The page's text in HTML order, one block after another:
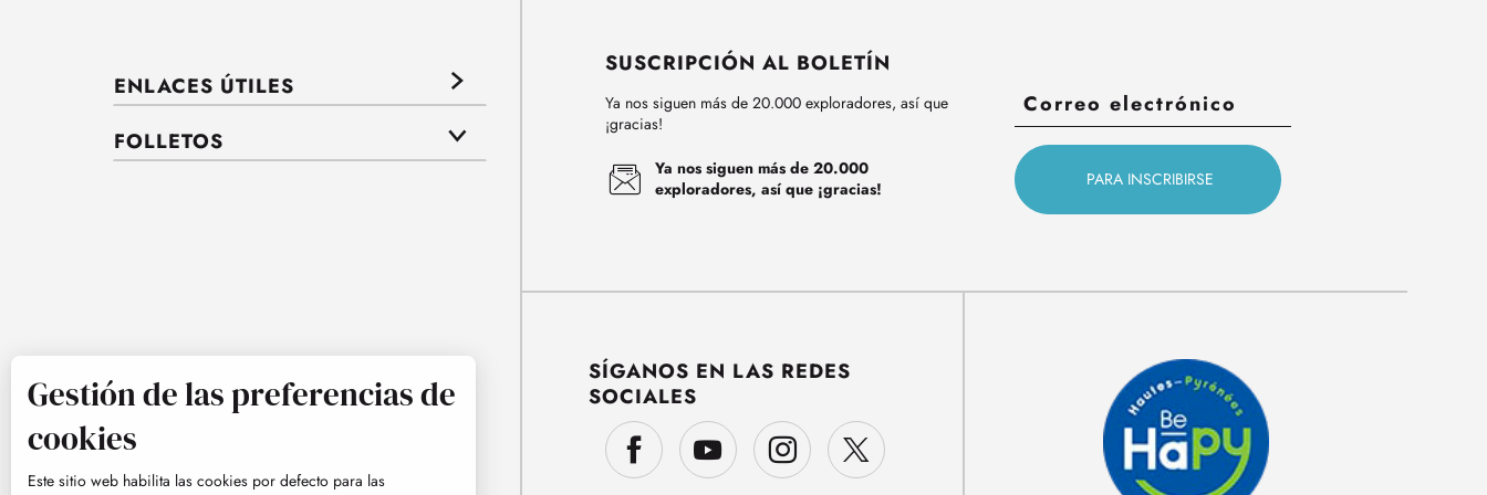
ENLACES ÚTILES
FOLLETOS
SUSCRIPCIÓN AL BOLETÍN
Ya nos siguen más de 20.000 exploradores, así que
¡gracias!
Ya nos siguen más de 20.000
exploradores, así que ¡gracias!
SÍGANOS EN LAS REDES
SOCIALES
Gestión de las preferencias de
cookies
Este sitio web habilita las cookies por defecto para las